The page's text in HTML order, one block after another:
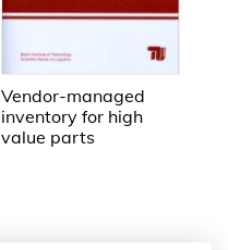
Vendor-managed
inventory for high
value parts